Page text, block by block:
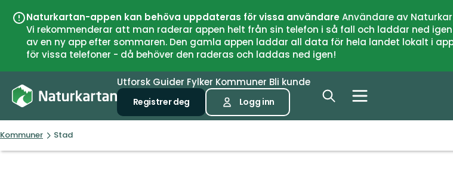
Naturkartan-appen kan behöva uppdateras för vissa användareAnvändare av
Vi rekommenderar att man raderar appen helt från sin telefon i så fall och laddar ned
av en ny app efter sommaren. Den gamla appen laddar all data för hela landet lokalt i
för vissa telefoner - då behöver den raderas och laddas ned igen!
Utforsk Guider Fylker Kommuner Bli kunde
Registrer deg Logg inn
Kommuner Stad